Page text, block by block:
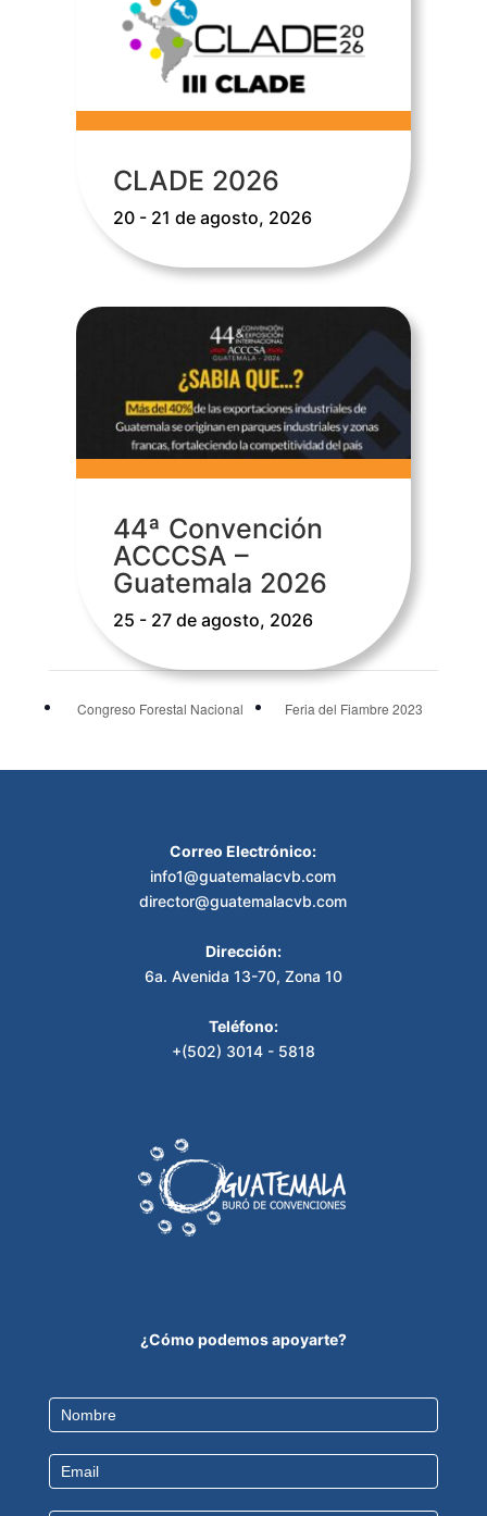
CLADE 2026
20 - 21 de agosto, 2026
44ª Convención
ACCCSA –
Guatemala 2026
25 - 27 de agosto, 2026
Congreso Forestal Nacional Feria del Fiambre 2023
Correo Electrónico:
info1@guatemalacvb.com
director@guatemalacvb.com
Dirección:
6a. Avenida 13-70, Zona 10
Teléfono:
+(502) 3014 - 5818
¿Cómo podemos apoyarte?
Contact
Us